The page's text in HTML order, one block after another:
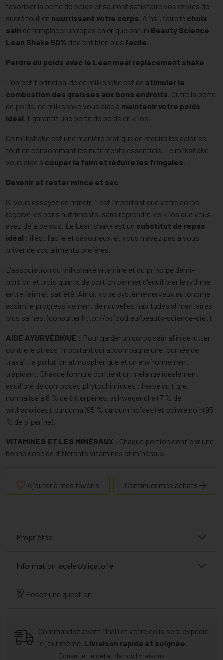
favoriser la perte de poids et sauront satisfaire vos envies de
sucré tout en nourrissant votre corps. Ainsi, faire le choix
sain de remplacer un repas calorique par un Beauty Science
Lean Shake 50% devient bien plus facile.
Perdre du poids avec le Lean meal replacement shake
L'objectif principal de ce milkshake est de stimuler la
combustion des graisses aux bons endroits. Outre la perte
de poids, ce milkshake vous aide à maintenir votre poids
idéal. Il garantit une perte de poids en kilos.
Ce milkshake est une manière pratique de réduire les calories
tout en consommant les nutriments essentiels. Le milkshake
vous aide à couper la faim et réduire les fringales.
Devenir et rester mince et sec
Si vous essayez de mincir, il est important que votre corps
reçoive les bons nutriments, sans reprendre les kilos que vous
avez déjà perdus. Le Lean shake est un substitut de repas
idéal : il est facile et savoureux, et vous n'avez pas à vous
priver de vos aliments préférés.
L'association du milkshake vitaminé et du principe demi-
portion et trois quarts de portion permet d'équilibrer le rythme
entre faim et satiété. Ainsi, votre système nerveux autonome
assimile progressivement de nouvelles habitudes alimentaires
plus saines. (consulter http://bsfood.eu/beauty-science-diet).
AIDE AYURVÉDIQUE : Pour garder un corps sain afin de lutter
contre le stress important qui accompagne une journée de
travail, la pollution atmosphérique et un environnement
trépidant. Chaque formule contient un mélange idéalement
équilibré de composés phytochimiques : herbe du tigre,
normalisé à 8 % de triterpènes, ashwagandha (7 % de
withanolides), curcuma (95 % curcuminoïdes) et poivre noir (95
% de piperine).
VITAMINES ET LES MINÉRAUX : Chaque portion contient une
bonne dose de différents vitamines et minéraux.
Ajouter à mes favoris Continuer mes achats
Propriétés
Information légale obligatoire
Posez une question
Commandez avant 11h30 et votre colis sera expédié
le jour même. Livraison rapide et soignée.
Consulter le détail de nos livraisons